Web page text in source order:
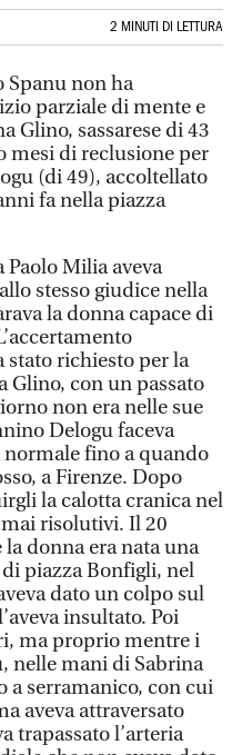
2 MINUTI DI LETTURA
Spanu non ha
parziale di mente e
Glino, sassarese di 43
mesi di reclusione per
(di 49), accoltellato
fa nella piazza
Milia aveva
stesso giudice nella
la donna capace di
richiesto per la
Glino, con un passato
non era nelle sue
Delogu faceva
normale fino a quando
a Firenze. Dopo
la calotta cranica nel
risolutivi. Il 20
donna era nata una
piazza Bonfigli, nel
dato un colpo sul
insultato. Poi
ma proprio mentre i
nelle mani di Sabrina
a serramanico, con cui
aveva attraversato
trapassato l’arteria